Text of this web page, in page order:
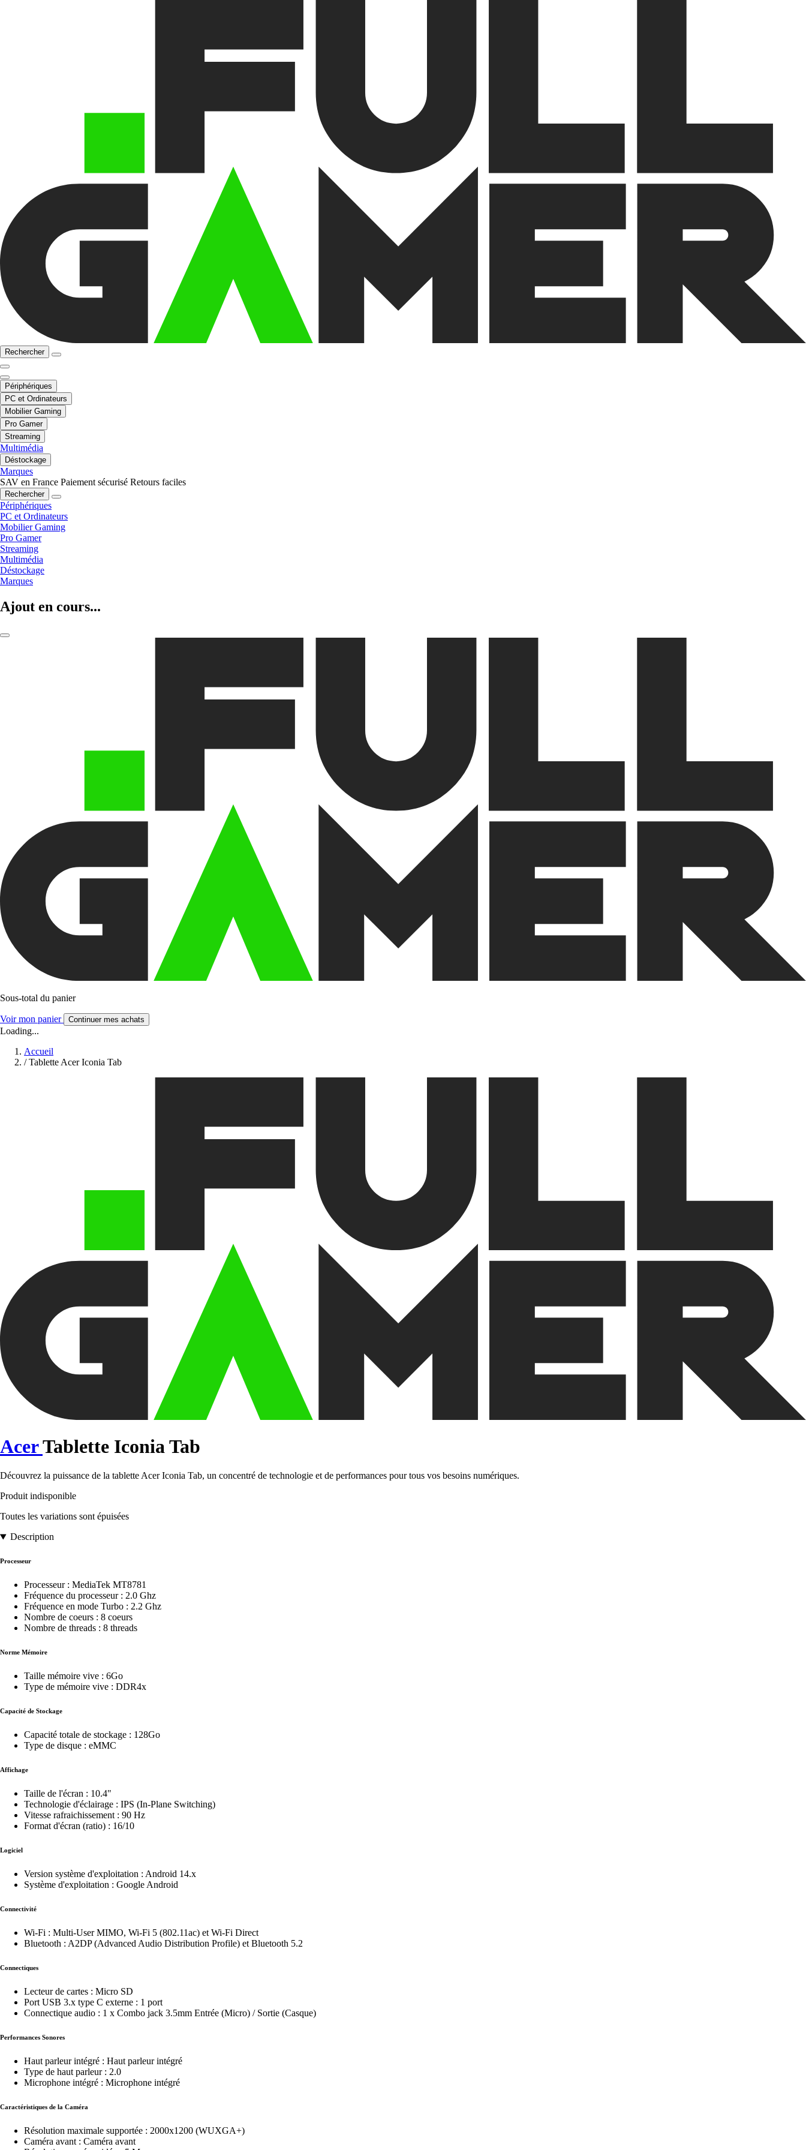
Rechercher
Périphériques
PC et Ordinateurs
Mobilier Gaming
Pro Gamer
Streaming
Multimédia
Déstockage
Marques
SAV en France Paiement sécurisé Retours faciles
Rechercher
Périphériques
PC et Ordinateurs
Mobilier Gaming
Pro Gamer
Streaming
Multimédia
Déstockage
Marques
Ajout en cours...
Sous-total du panier
Voir mon panier Continuer mes achats
Loading...
Accueil
/ Tablette Acer Iconia Tab
AcerTablette Iconia Tab
Découvrez la puissance de la tablette Acer Iconia Tab, un concentré de technologie et de performances pour tous vos besoins numériques.
Produit indisponible
Toutes les variations sont épuisées
Description
Processeur
Processeur : MediaTek MT8781
Fréquence du processeur : 2.0 Ghz
Fréquence en mode Turbo : 2.2 Ghz
Nombre de coeurs : 8 coeurs
Nombre de threads : 8 threads
Norme Mémoire
Taille mémoire vive : 6Go
Type de mémoire vive : DDR4x
Capacité de Stockage
Capacité totale de stockage : 128Go
Type de disque : eMMC
Affichage
Taille de l'écran : 10.4"
Technologie d'éclairage : IPS (In-Plane Switching)
Vitesse rafraichissement : 90 Hz
Format d'écran (ratio) : 16/10
Logiciel
Version système d'exploitation : Android 14.x
Système d'exploitation : Google Android
Connectivité
Wi-Fi : Multi-User MIMO, Wi-Fi 5 (802.11ac) et Wi-Fi Direct
Bluetooth : A2DP (Advanced Audio Distribution Profile) et Bluetooth 5.2
Connectiques
Lecteur de cartes : Micro SD
Port USB 3.x type C externe : 1 port
Connectique audio : 1 x Combo jack 3.5mm Entrée (Micro) / Sortie (Casque)
Performances Sonores
Haut parleur intégré : Haut parleur intégré
Type de haut parleur : 2.0
Microphone intégré : Microphone intégré
Caractéristiques de la Caméra
Résolution maximale supportée : 2000x1200 (WUXGA+)
Caméra avant : Caméra avant